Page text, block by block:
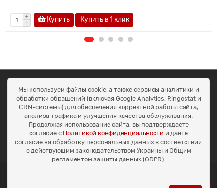
Купить Купить в 1 клик
ОКЕАН ТРЕЙД
Договір публичної оферти
Доставка та оплата
Наші контакти
Умови повернення
+38 (099) 452-20-02
+38 (098) 492-20-02
office@ocean.biz.ua
Мы используем файлы cookie, а также сервисы аналитики и
обработки обращений (включая Google Analytics, Ringostat и
CRM-системы) для обеспечения корректной работы сайта,
анализа трафика и улучшения качества обслуживания.
Продолжая использование сайта, вы подтверждаете
согласие с Политикой конфиденциальности и даёте
согласие на обработку персональных данных в соответствии
с действующим законодательством Украины и Общим
регламентом защиты данных (GDPR).